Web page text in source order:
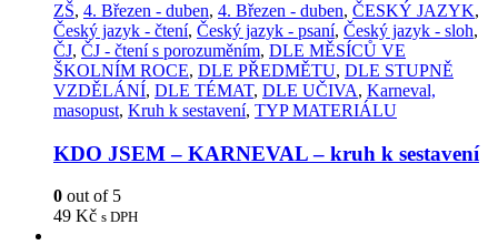
ZŠ, 4. Březen - duben, 4. Březen - duben, ČESKÝ JAZYK,
Český jazyk - čtení, Český jazyk - psaní, Český jazyk - sloh,
ČJ, ČJ - čtení s porozuměním, DLE MĚSÍCŮ VE
ŠKOLNÍM ROCE, DLE PŘEDMĚTU, DLE STUPNĚ
VZDĚLÁNÍ, DLE TÉMAT, DLE UČIVA, Karneval,
masopust, Kruh k sestavení, TYP MATERIÁLU
KDO JSEM – KARNEVAL – kruh k sestavení
0 out of 5
49 Kč s DPH